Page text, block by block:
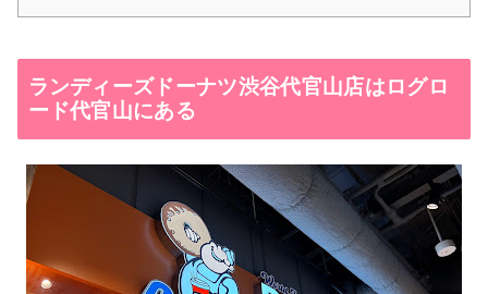
ランディーズドーナツ渋谷代官山店はログロ
ード代官山にある